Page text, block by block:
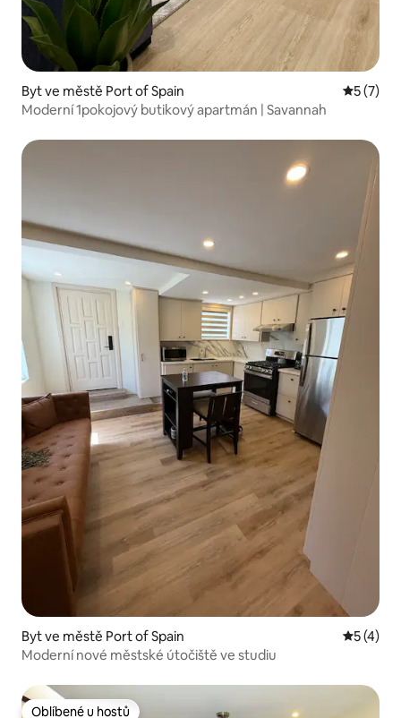
Byt ve městě Port of Spain
5 (7)
Moderní 1pokojový butikový apartmán | Savannah
Byt ve městě Port of Spain
5 (4)
Moderní nové městské útočiště ve studiu
Oblíbené u hostů